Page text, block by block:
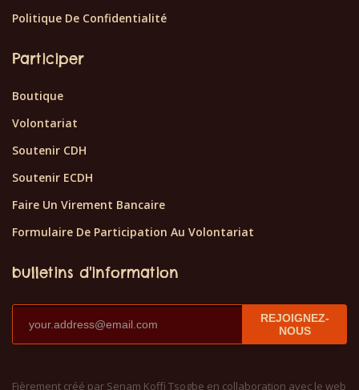
Politique De Confidentialité
Participer
Boutique
Volontariat
Soutenir CDH
Soutenir ECDH
Faire Un Virement Bancaire
Formulaire De Participation Au Volontariat
bulletins d'information
REJOIGNEZ-
NOUS
Fièrement créé par Senam Koffi Tsogbe en collaboration avec le web